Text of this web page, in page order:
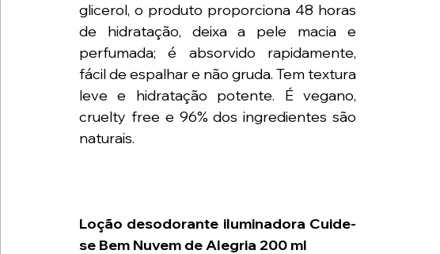
glicerol, o produto proporciona 48 horas
de hidratação, deixa a pele macia e
perfumada; é absorvido rapidamente,
fácil de espalhar e não gruda. Tem textura
leve e hidratação potente. É vegano,
cruelty free e 96% dos ingredientes são
naturais.
Loção desodorante iluminadora Cuide-
se Bem Nuvem de Alegria 200 ml